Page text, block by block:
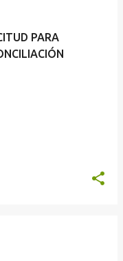
PARA